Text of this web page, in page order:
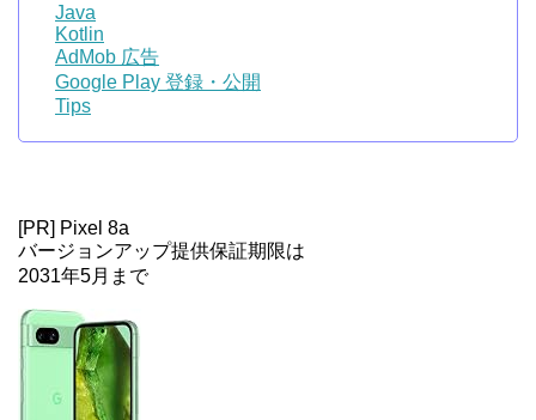
Java
Kotlin
AdMob 広告
Google Play 登録・公開
Tips
[PR] Pixel 8a
バージョンアップ提供保証期限は
2031年5月まで